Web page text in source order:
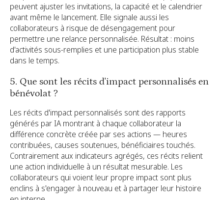
peuvent ajuster les invitations, la capacité et le calendrier
avant même le lancement. Elle signale aussi les
collaborateurs à risque de désengagement pour
permettre une relance personnalisée. Résultat : moins
d'activités sous-remplies et une participation plus stable
dans le temps.
5. Que sont les récits d'impact personnalisés en
bénévolat ?
Les récits d'impact personnalisés sont des rapports
générés par IA montrant à chaque collaborateur la
différence concrète créée par ses actions — heures
contribuées, causes soutenues, bénéficiaires touchés.
Contrairement aux indicateurs agrégés, ces récits relient
une action individuelle à un résultat mesurable. Les
collaborateurs qui voient leur propre impact sont plus
enclins à s'engager à nouveau et à partager leur histoire